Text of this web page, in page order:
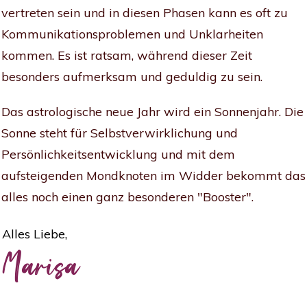
vertreten sein und in diesen Phasen kann es oft zu
Kommunikationsproblemen und Unklarheiten
kommen. Es ist ratsam, während dieser Zeit
besonders aufmerksam und geduldig zu sein.
Das astrologische neue Jahr wird ein Sonnenjahr. Die
Sonne steht für Selbstverwirklichung und
Persönlichkeitsentwicklung und mit dem
aufsteigenden Mondknoten im Widder bekommt das
alles noch einen ganz besonderen "Booster".
Alles Liebe,
Marisa